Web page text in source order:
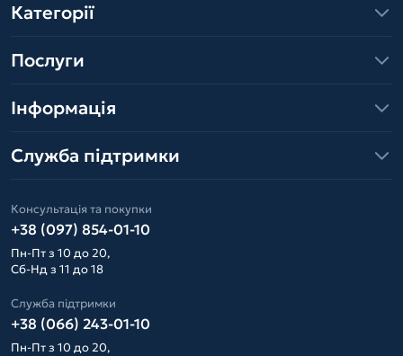
Категорії
Послуги
Інформація
Служба підтримки
Консультація та покупки
+38 (097) 854-01-10
Пн-Пт з 10 до 20,
Сб-Нд з 11 до 18
Служба підтримки
+38 (066) 243-01-10
Пн-Пт з 10 до 20,